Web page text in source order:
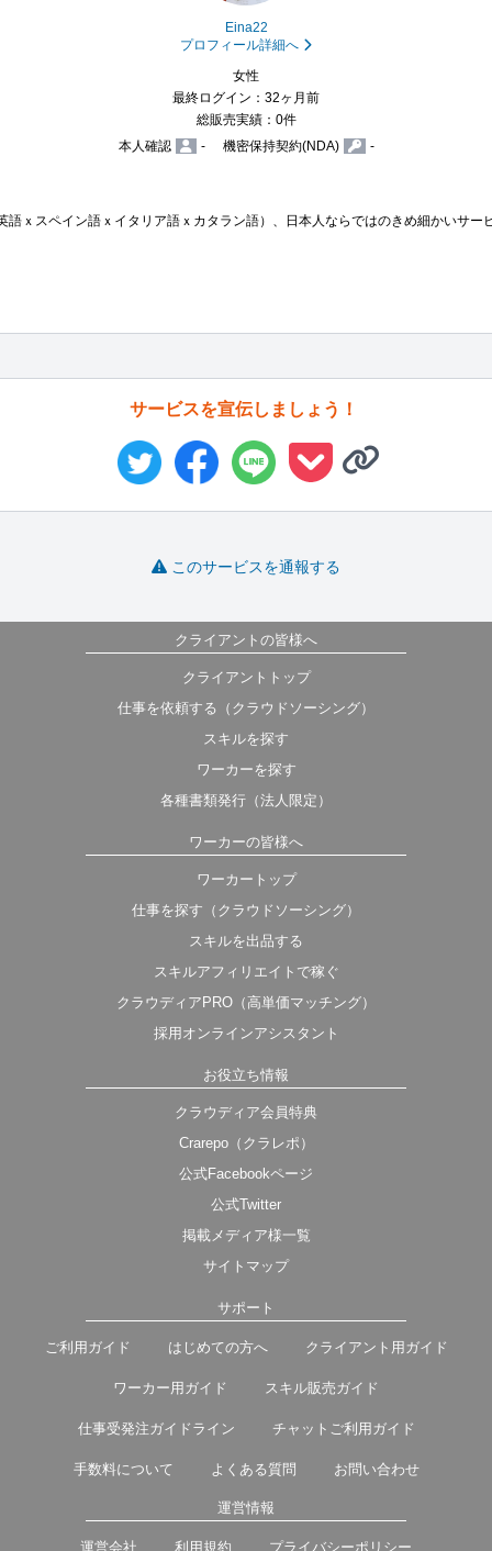
Eina22
プロフィール詳細へ
女性
最終ログイン：32ヶ月前
総販売実績：0件
本人確認
- 機密保持契約(NDA) -
ｘスペイン語ｘイタリア語ｘカタラン語）、日本人ならではのきめ細かいサー
サービスを宣伝しましょう！
このサービスを通報する
クライアントの皆様へ
クライアントトップ
仕事を依頼する（クラウドソーシング）
スキルを探す
ワーカーを探す
各種書類発行（法人限定）
ワーカーの皆様へ
ワーカートップ
仕事を探す（クラウドソーシング）
スキルを出品する
スキルアフィリエイトで稼ぐ
クラウディアPRO（高単価マッチング）
採用オンラインアシスタント
お役立ち情報
クラウディア会員特典
Crarepo（クラレポ）
公式Facebookページ
公式Twitter
掲載メディア様一覧
サイトマップ
サポート
ご利用ガイド はじめての方へ クライアント用ガイド
ワーカー用ガイド スキル販売ガイド
仕事受発注ガイドライン チャットご利用ガイド
手数料について よくある質問 お問い合わせ
運営情報
運営会社 利用規約 プライバシーポリシー